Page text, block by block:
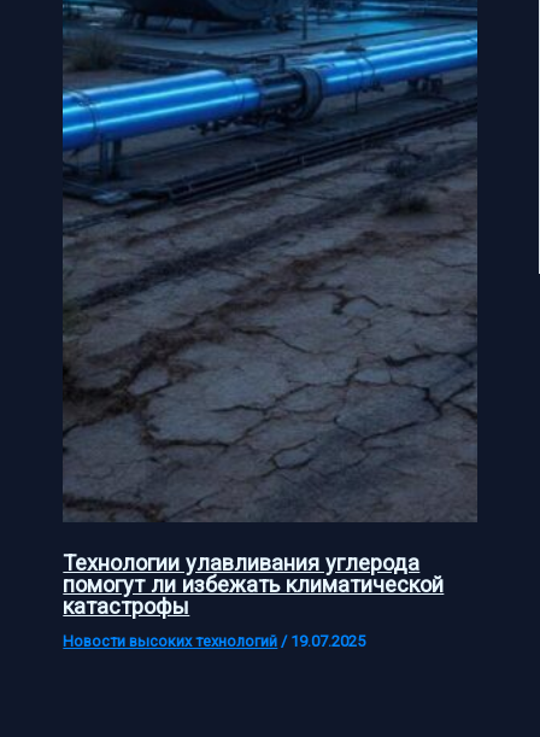
Технологии улавливания углерода
помогут ли избежать климатической
катастрофы
Новости высоких технологий / 19.07.2025